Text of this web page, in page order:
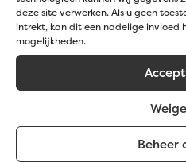
deze site verwerken. Als u geen
intrekt, kan dit een nadelige invloed
mogelijkheden.
Beheer
Spécifications
Densité de semis: